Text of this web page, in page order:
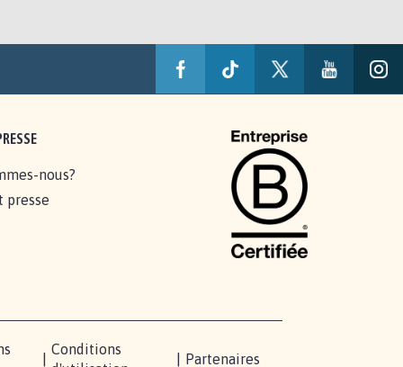
nous?
presse
Conditions
Partenaires